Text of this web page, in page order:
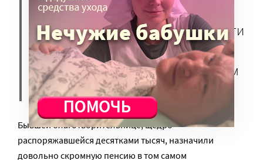
допустить трагедии, княгиня
Трубецкая покрыла все его долги
и разорилась окончательно.
Стала буквально нищей, в самом
прямом смысле слова.
Бывшей благотворительнице, щедро
распоряжавшейся десятками тысяч, назначили
довольно скромную пенсию в том самом